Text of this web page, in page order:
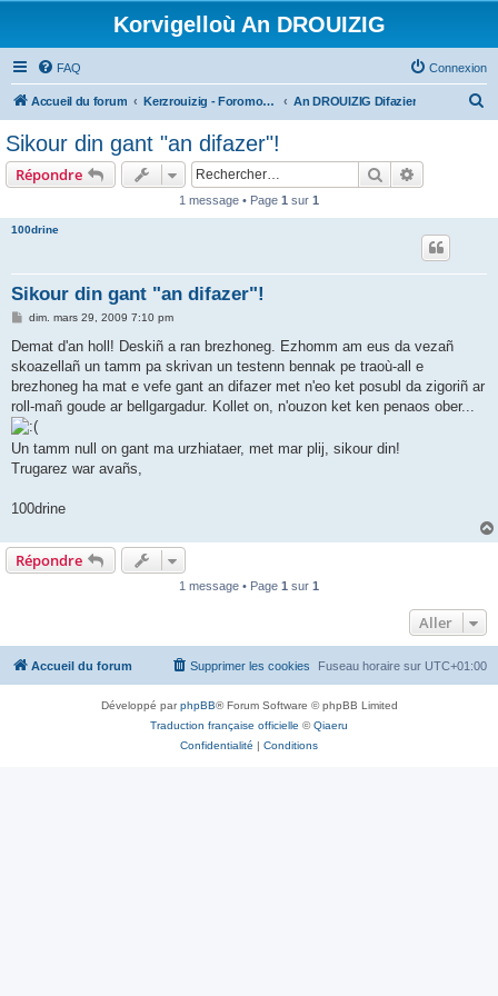
Korvigelloù An DROUIZIG
FAQ Connexion
Accueil du forum Kerzrouizig - Foromoù An Drouizig An DROUIZIG Difazier
Sikour din gant "an difazer"!
Répondre Rechercher
1 message • Page 1 sur 1
100drine
Sikour din gant "an difazer"!
M
s
a
g
dim. mars 29, 2009 7:10 pm
Demat d'an holl! Deskiñ a ran brezhoneg. Ezhomm am eus da vezañ
skoazellañ un tamm pa skrivan un testenn bennak pe traoù-all e
brezhoneg ha mat e vefe gant an difazer met n'eo ket posubl da zigoriñ ar
roll-mañ goude ar bellgargadur. Kollet on, n'ouzon ket ken penaos ober...
Un tamm null on gant ma urzhiataer, met mar plij, sikour din!
Trugarez war avañs,
100drine
Répondre
1 message • Page 1 sur 1
Aller
Accueil du forum Fuseau horaire sur UTC+01:00
Supprimer les cookies
Développé parphpBB® Forum Software © phpBB Limited
Traduction française officielle ©Qiaeru
Confidentialité | Conditions